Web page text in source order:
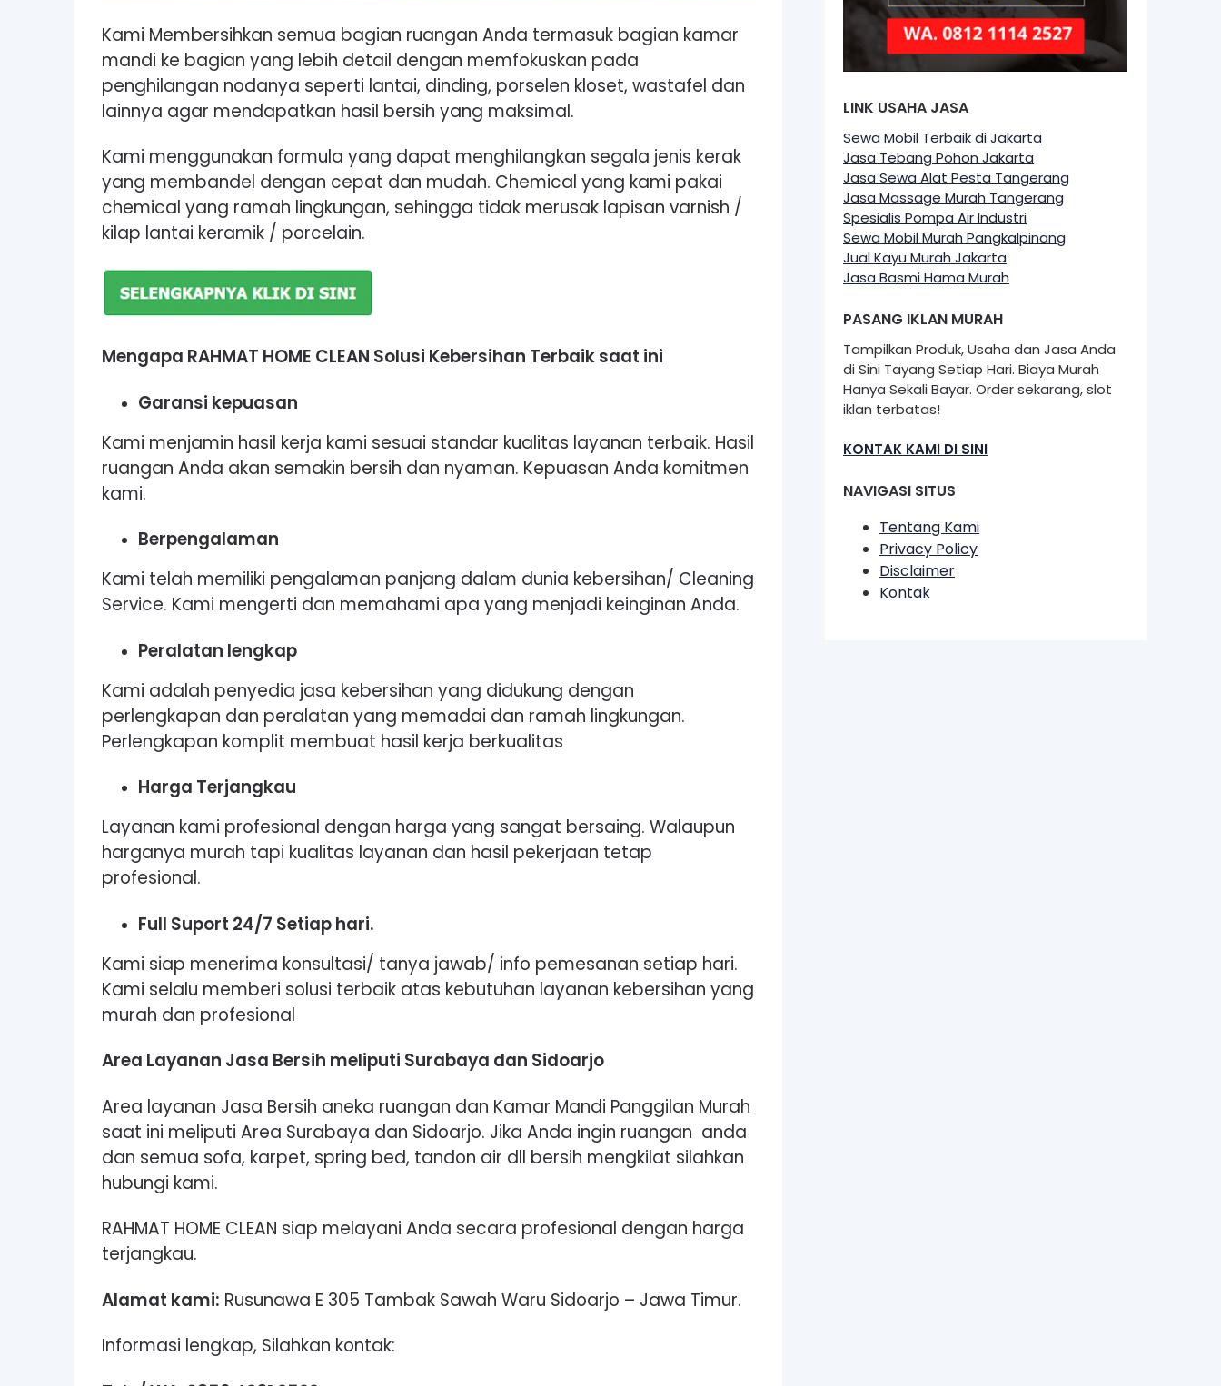
Kami Membersihkan semua bagian ruangan Anda termasuk bagian kamar
mandi ke bagian yang lebih detail dengan memfokuskan pada
penghilangan nodanya seperti lantai, dinding, porselen kloset, wastafel dan
lainnya agar mendapatkan hasil bersih yang maksimal.
Kami menggunakan formula yang dapat menghilangkan segala jenis kerak
yang membandel dengan cepat dan mudah. Chemical yang kami pakai
chemical yang ramah lingkungan, sehingga tidak merusak lapisan varnish /
kilap lantai keramik / porcelain.
Mengapa RAHMAT HOME CLEAN Solusi Kebersihan Terbaik saat ini
Garansi kepuasan
Kami menjamin hasil kerja kami sesuai standar kualitas layanan terbaik. Hasil
ruangan Anda akan semakin bersih dan nyaman. Kepuasan Anda komitmen
kami.
Berpengalaman
Kami telah memiliki pengalaman panjang dalam dunia kebersihan/ Cleaning
Service. Kami mengerti dan memahami apa yang menjadi keinginan Anda.
Peralatan lengkap
Kami adalah penyedia jasa kebersihan yang didukung dengan
perlengkapan dan peralatan yang memadai dan ramah lingkungan.
Perlengkapan komplit membuat hasil kerja berkualitas
Harga Terjangkau
Layanan kami profesional dengan harga yang sangat bersaing. Walaupun
harganya murah tapi kualitas layanan dan hasil pekerjaan tetap
profesional.
Full Suport 24/7 Setiap hari.
Kami siap menerima konsultasi/ tanya jawab/ info pemesanan setiap hari.
Kami selalu memberi solusi terbaik atas kebutuhan layanan kebersihan yang
murah dan profesional
Area Layanan Jasa Bersih meliputi Surabaya dan Sidoarjo
Area layanan Jasa Bersih aneka ruangan dan Kamar Mandi Panggilan Murah
saat ini meliputi Area Surabaya dan Sidoarjo. Jika Anda ingin ruangan anda
dan semua sofa, karpet, spring bed, tandon air dll bersih mengkilat silahkan
hubungi kami.
RAHMAT HOME CLEAN siap melayani Anda secara profesional dengan harga
terjangkau.
Alamat kami: Rusunawa E 305 Tambak Sawah Waru Sidoarjo – Jawa Timur.
Informasi lengkap, Silahkan kontak:
LINK USAHA JASA
Sewa Mobil Terbaik di Jakarta
Jasa Tebang Pohon Jakarta
Jasa Sewa Alat Pesta Tangerang
Jasa Massage Murah Tangerang
Spesialis Pompa Air Industri
Sewa Mobil Murah Pangkalpinang
Jual Kayu Murah Jakarta
Jasa Basmi Hama Murah
PASANG IKLAN MURAH
Tampilkan Produk, Usaha dan Jasa Anda
di Sini Tayang Setiap Hari. Biaya Murah
Hanya Sekali Bayar. Order sekarang, slot
iklan terbatas!
KONTAK KAMI DI SINI
NAVIGASI SITUS
Tentang Kami
Privacy Policy
Disclaimer
Kontak